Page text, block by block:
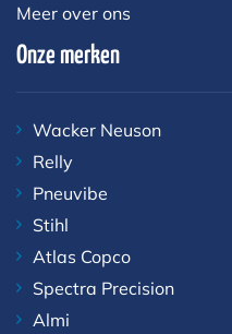
Meer over ons
Onze merken
Wacker Neuson
Relly
Pneuvibe
Stihl
Atlas Copco
Spectra Precision
Almi